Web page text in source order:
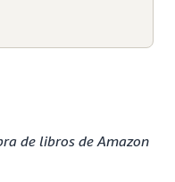
de libros de Amazon